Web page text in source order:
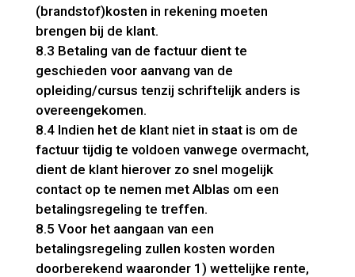
(brandstof)kosten in rekening moeten
brengen bij de klant.
8.3 Betaling van de factuur dient te
geschieden voor aanvang van de
opleiding/cursus tenzij schriftelijk anders is
overeengekomen.
8.4 Indien het de klant niet in staat is om de
factuur tijdig te voldoen vanwege overmacht,
dient de klant hierover zo snel mogelijk
contact op te nemen met Alblas om een
betalingsregeling te treffen.
8.5 Voor het aangaan van een
betalingsregeling zullen kosten worden
doorberekend waaronder 1) wettelijke rente,